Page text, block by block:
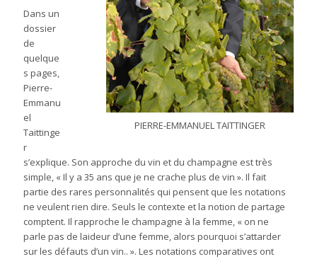
PIERRE-EMMANUEL TAITTINGER
Dans un
dossier
de
quelque
s pages,
Pierre-
Emmanu
el
Taittinge
r
s’explique. Son approche du vin et du champagne est très
simple, « Il y a 35 ans que je ne crache plus de vin ». Il fait
partie des rares personnalités qui pensent que les notations
ne veulent rien dire. Seuls le contexte et la notion de partage
comptent. Il rapproche le champagne à la femme, « on ne
parle pas de laideur d’une femme, alors pourquoi s’attarder
sur les défauts d’un vin.. ». Les notations comparatives ont